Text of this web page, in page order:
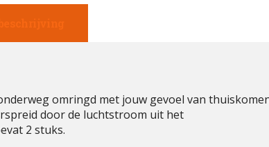
omringd met jouw gevoel van
door de luchtstroom uit het
2 stuks.